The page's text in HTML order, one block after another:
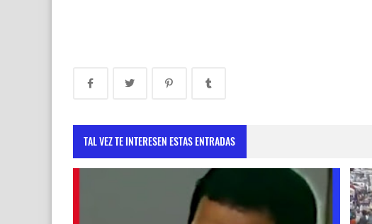
TAL VEZ TE INTERESEN ESTAS ENTRADAS